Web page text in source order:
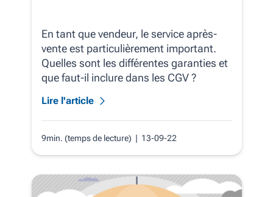
En tant que vendeur, le service après-
vente est particulièrement important.
Quelles sont les différentes garanties et
que faut-il inclure dans les CGV ?
Lire l'article
9min. (temps de lecture) | 13-09-22